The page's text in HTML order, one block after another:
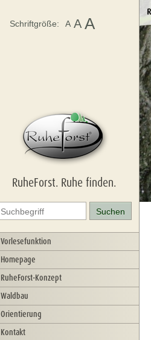
RuheForst. Ruhe finden.
Vorlesefunktion
Homepage
RuheForst-Konzept
Waldbau
Orientierung
Kontakt
Schriftgröße: A A A